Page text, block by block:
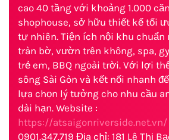
cao 40 tầng với khoảng 1.000
shophouse, sở hữu thiết kế tối
tự nhiên. Tiện ích nội khu chuẩn
tràn bờ, vườn trên không, spa,
trẻ em, BBQ ngoài trời. Với lợi
sông Sài Gòn và kết nối nhanh
lựa chọn lý tưởng cho nhu cầu
dài hạn. Website :
https://atsaigonriverside.net.vn/
0901.347.719 Địa chỉ: 181 Lê Thị